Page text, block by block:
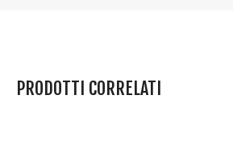
PRODOTTI CORRELATI